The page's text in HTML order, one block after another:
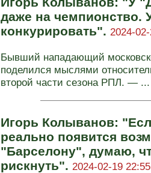
даже на чемпионство.
конкурировать". 2024-
Бывший нападающий
поделился мыслями
второй части сезона РПЛ. — ...
Игорь Колыванов:
реально появится
"Барселону", думаю,
рискнуть". 2024-02-19